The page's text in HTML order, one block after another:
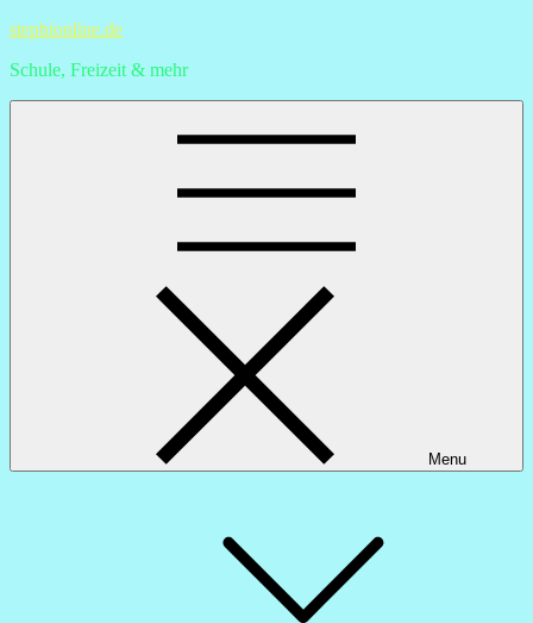
Skip
content
stephionline.de
Schule, Freizeit & mehr
Menu